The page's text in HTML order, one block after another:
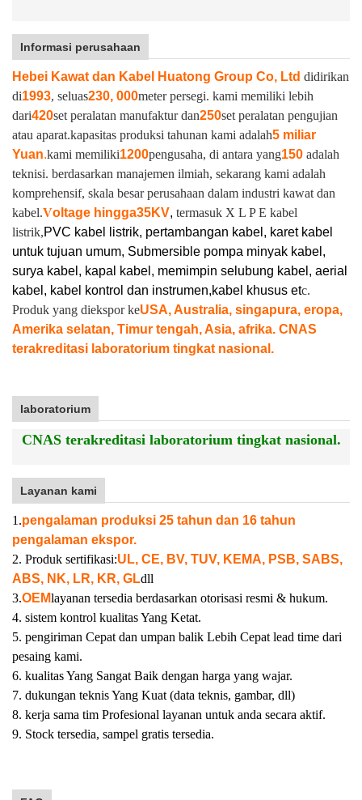
Informasi perusahaan
Hebei Kawat dan Kabel Huatong Group Co, Ltd didirikan
di1993, seluas230, 000meter persegi. kami memiliki lebih
dari420set peralatan manufaktur dan250set peralatan pengujian
atau aparat.kapasitas produksi tahunan kami adalah5 miliar
Yuan.kami memiliki1200pengusaha, di antara yang150 adalah
teknisi. berdasarkan manajemen ilmiah, sekarang kami adalah
komprehensif, skala besar perusahaan dalam industri kawat dan
kabel.Voltage hingga35KV, termasuk X L P E kabel
listrik,PVC kabel listrik, pertambangan kabel, karet kabel
untuk tujuan umum, Submersible pompa minyak kabel,
surya kabel, kapal kabel, memimpin selubung kabel, aerial
kabel, kabel kontrol dan instrumen,kabel khusus etc.
Produk yang diekspor keUSA, Australia, singapura, eropa,
Amerika selatan, Timur tengah, Asia, afrika. CNAS
terakreditasi laboratorium tingkat nasional.
laboratorium
CNAS terakreditasi laboratorium tingkat nasional.
Layanan kami
1.pengalaman produksi 25 tahun dan 16 tahun
pengalaman ekspor.
2. Produk sertifikasi:UL, CE, BV, TUV, KEMA, PSB, SABS,
ABS, NK, LR, KR, GLdll
3.OEMlayanan tersedia berdasarkan otorisasi resmi & hukum.
4. sistem kontrol kualitas Yang Ketat.
5. pengiriman Cepat dan umpan balik Lebih Cepat lead time dari
pesaing kami.
6. kualitas Yang Sangat Baik dengan harga yang wajar.
7. dukungan teknis Yang Kuat (data teknis, gambar, dll)
8. kerja sama tim Profesional layanan untuk anda secara aktif.
9. Stock tersedia, sampel gratis tersedia.